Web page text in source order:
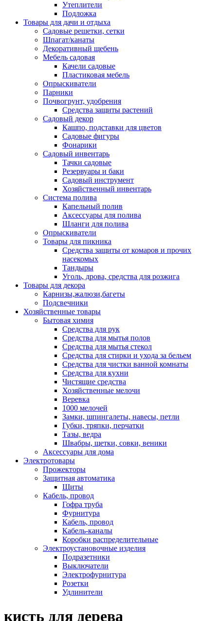
Утеплители
Подложка
Товары для дачи и отдыха
Садовые решетки, сетки
Шпагат/канаты
Декоративный щебень
Мебель садовая
Качели садовые
Пластиковая мебель
Опрыскиватели
Парники
Почвогрунт, удобрения
Средства защиты растений
Садовый декор
Кашпо, подставки для цветов
Садовые фигуры
Фонарики
Садовый инвентарь
Тачки садовые
Резервуары и баки
Садовый инструмент
Хозяйственный инвентарь
Система полива
Капельный полив
Аксессуары для полива
Шланги для полива
Опрыскиватели
Товары для пикника
Средства защиты от комаров и прочих
насекомых
Тандыры
Уголь, дрова, средства для розжига
Товары для декора
Карнизы,жалюзи,багеты
Подсвечники
Хозяйственные товары
Бытовая химия
Средства для рук
Средства для мытья полов
Средства для мытья стекол
Средства для стирки и ухода за бельем
Средства для чистки ванной комнаты
Средства для кухни
Чистящие средства
Хозяйственные мелочи
Веревка
1000 мелочей
Замки, шпингалеты, навесы, петли
Губки, тряпки, перчатки
Тазы, ведра
Швабры, щетки, совки, веники
Аксессуары для дома
Электротовары
Прожекторы
Защитная автоматика
Щиты
Кабель, провод
Гофра труба
Фурнитура
Кабель, провод
Кабель-каналы
Коробки распределительные
Электроустановочные изделия
Подразетники
Выключатели
Электрофурнитура
Розетки
Удлинители
кисть для дерева